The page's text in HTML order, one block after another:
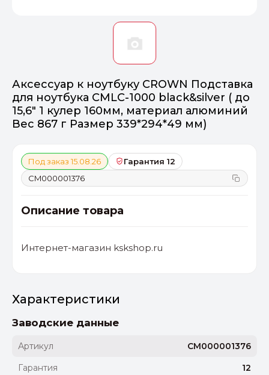
Аксессуар к ноутбуку CROWN Подставка
для ноутбука CMLC-1000 black&silver ( до
15,6" 1 кулер 160мм, материал алюминий
Вес 867 г Размер 339*294*49 мм)
Под заказ 15.08.26
Гарантия 12
CM000001376
Описание товара
Интернет-магазин kskshop.ru
Характеристики
Заводские данные
Артикул
CM000001376
Гарантия
12